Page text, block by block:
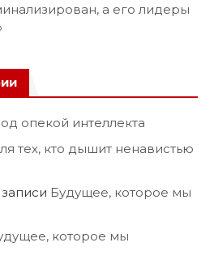
а его лидеры
опекой интеллекта
тех, кто дышит ненавистью
записи Будущее, которое мы
которое мы